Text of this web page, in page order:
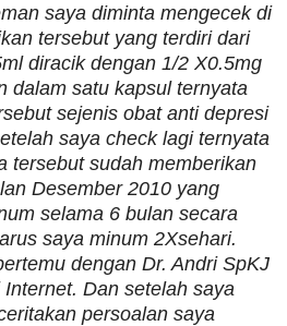
saya diminta mengecek di
tersebut yang terdiri dari
diracik dengan 1/2 X0.5mg
dalam satu kapsul ternyata
sejenis obat anti depresi
saya check lagi ternyata
tersebut sudah memberikan
Desember 2010 yang
selama 6 bulan secara
saya minum 2Xsehari.
dengan Dr. Andri SpKJ
Dan setelah saya
persoalan saya